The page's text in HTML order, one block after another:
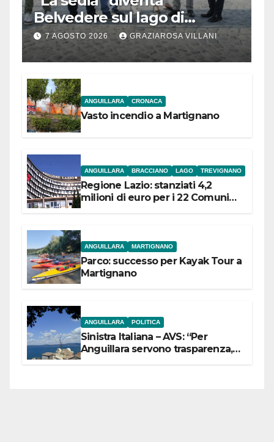
Belvedere sul lago di
Bracciano: ieri
l’inaugurazione
7 AGOSTO 2026 GRAZIAROSA VILLANI
ANGUILLARA CRONACA
Vasto incendio a Martignano
ANGUILLARA BRACCIANO LAGO TREVIGNANO
Regione Lazio: stanziati 4,2
milioni di euro per i 22 Comuni
ANGUILLARA MARTIGNANO
Parco: successo per Kayak Tour a
Martignano
ANGUILLARA POLITICA
Sinistra Italiana – AVS: “Per
Anguillara servono trasparenza,